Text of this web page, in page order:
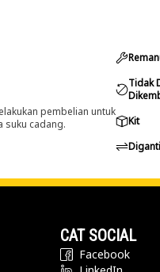
pembelian untuk
suku cadang.
Tidak
Kit
Diganti
CAT SOCIAL
Facebook